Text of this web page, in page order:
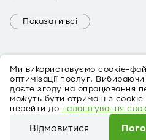
Ми використовуємо cookie-
оптимізації послуг.
даєте згоду на опрацювання
можуть бути отримані з
перейти до налаштування
Відмовитися
Показати всі
EN
2026 ПриватБанк Ліцензія №